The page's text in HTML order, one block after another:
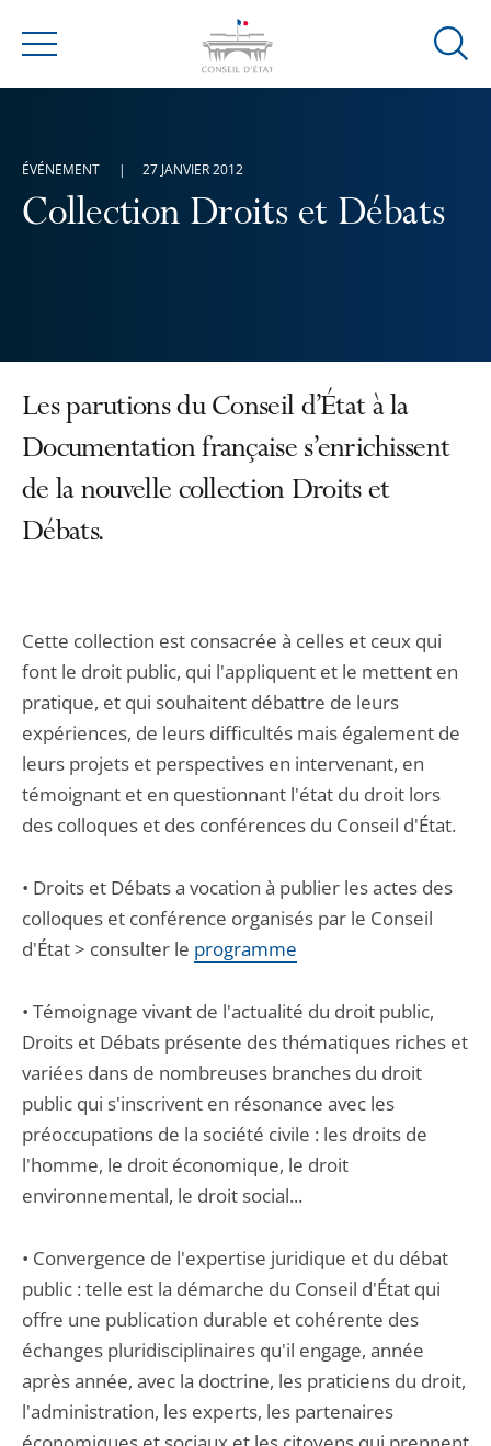
Menu
Ouvrir
Collection Droits et Débats
ÉVÉNEMENT 27 JANVIER 2012
Les parutions du Conseil d’État à la
Documentation française s’enrichissent
de la nouvelle collection Droits et
Débats.
Cette collection est consacrée à celles et ceux qui
font le droit public, qui l'appliquent et le mettent en
pratique, et qui souhaitent débattre de leurs
expériences, de leurs difficultés mais également de
leurs projets et perspectives en intervenant, en
témoignant et en questionnant l'état du droit lors
des colloques et des conférences du Conseil d'État.
• Droits et Débats a vocation à publier les actes des
colloques et conférence organisés par le Conseil
d'État > consulter le programme
• Témoignage vivant de l'actualité du droit public,
Droits et Débats présente des thématiques riches et
variées dans de nombreuses branches du droit
public qui s'inscrivent en résonance avec les
préoccupations de la société civile : les droits de
l'homme, le droit économique, le droit
environnemental, le droit social...
• Convergence de l'expertise juridique et du débat
public : telle est la démarche du Conseil d'État qui
offre une publication durable et cohérente des
échanges pluridisciplinaires qu'il engage, année
après année, avec la doctrine, les praticiens du droit,
l'administration, les experts, les partenaires